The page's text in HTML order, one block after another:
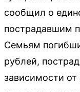
сообщил о
пострадавшим
Семьям
рублей,
зависимости